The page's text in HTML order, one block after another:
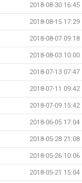
2018-08-30 16:45
2018-08-15 17:29
2018-08-07 09:18
2018-08-03 10:00
2018-07-13 07:47
2018-07-11 09:42
2018-07-09 15:42
2018-06-05 17:04
2018-05-28 21:08
2018-05-26 10:06
2018-05-21 15:04